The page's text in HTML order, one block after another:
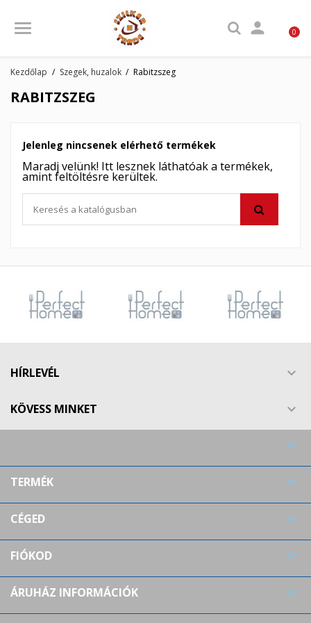
 0
Kezdőlap Szegek, huzalok Rabitzszeg
RABITZSZEG
Jelenleg nincsenek elérhető termékek
Maradj velünk! Itt lesznek láthatóak a termékek,
amint feltöltésre kerültek.
HÍRLEVÉL 
KÖVESS MINKET 

TERMÉK 
CÉGED 
FIÓKOD 
ÁRUHÁZ INFORMÁCIÓK 
My wishlists ×
((modalTitle)) ×
((confirmMessage))
Kívánságlista neve
Be kell jelentkezned a termékek kívánságlistába történő
mentéséhez.